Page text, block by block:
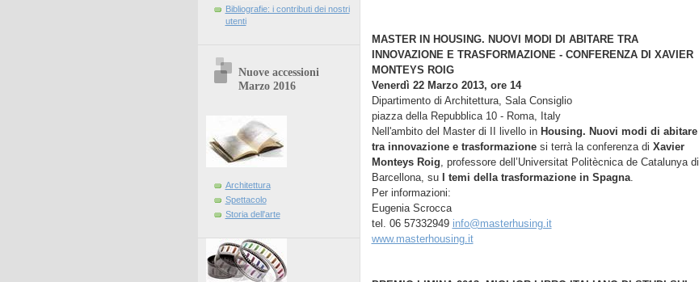
Bibliografie: i contributi dei nostri
utenti
Nuove accessioni
Marzo 2016
Architettura
Spettacolo
Storia dell'arte
MASTER IN HOUSING. NUOVI MODI DI ABITARE TRA
INNOVAZIONE E TRASFORMAZIONE - CONFERENZA DI XAVIER
MONTEYS ROIG
Venerdì 22 Marzo 2013, ore 14
Dipartimento di Architettura, Sala Consiglio
piazza della Repubblica 10 - Roma, Italy
Nell'ambito del Master di II livello in Housing. Nuovi modi di abitare
tra innovazione e trasformazionesi terrà la conferenza di Xavier
Monteys Roig , professore dell’Universitat Politècnica de Catalunya di
Barcellona, su I temi della trasformazione in Spagna.
Per informazioni:
Eugenia Scrocca
tel. 06 57332949 info@masterhusing.it
www.masterhousing.it